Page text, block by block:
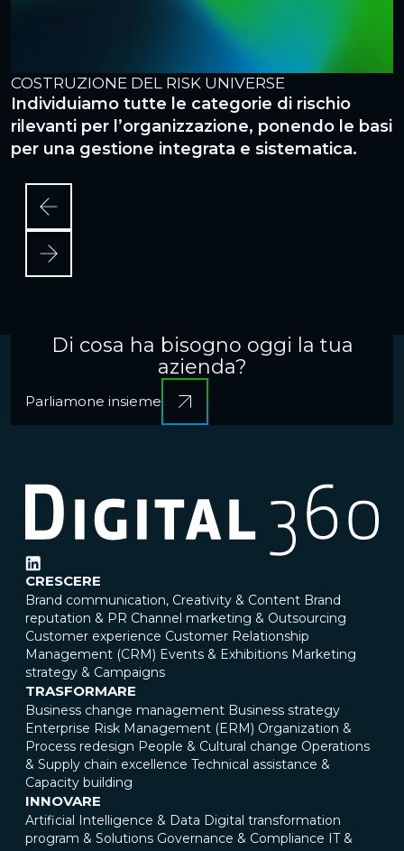
COSTRUZIONE DEL RISK UNIVERSE
Individuiamo tutte le categorie di rischio
rilevanti per l’organizzazione, ponendo le basi
per una gestione integrata e sistematica.
Di cosa ha bisogno oggi la tua
azienda?
Parliamone insieme
CRESCERE
Brand communication, Creativity & Content Brand
reputation & PR Channel marketing & Outsourcing
Customer experience Customer Relationship
Management (CRM) Events & Exhibitions Marketing
strategy & Campaigns
TRASFORMARE
Business change management Business strategy
Enterprise Risk Management (ERM) Organization &
Process redesign People & Cultural change Operations
& Supply chain excellence Technical assistance &
Capacity building
INNOVARE
Artificial Intelligence & Data Digital transformation
program & Solutions Governance & Compliance IT &